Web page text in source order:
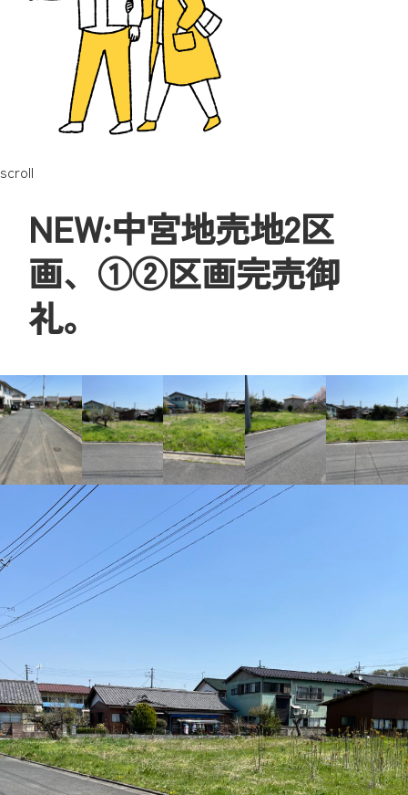
scroll
NEW:中宮地売地2区
画、①②区画完売御
礼。